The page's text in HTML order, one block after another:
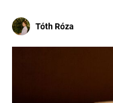
Tóth Róza